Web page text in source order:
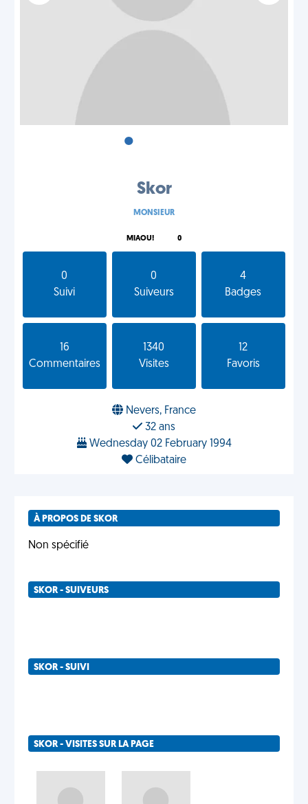
•
Skor
MONSIEUR
MIAOU! 0
0
Suivi
0
Suiveurs
4
Badges
16
Commentaires
1340
Visites
12
Favoris
Nevers, France
32 ans
Wednesday 02 February 1994
Célibataire
À PROPOS DE SKOR
Non spécifié
SKOR - SUIVEURS
SKOR - SUIVI
SKOR - VISITES SUR LA PAGE